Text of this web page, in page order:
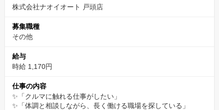
【経験ゼロから安心スタート！万全の教育＆サポート
体制】
う方も、全く問題ありません。
わからないこと、不安なことがあれば、その場ですぐに聞けるの
で安心してください。
株式会社ナオイオート 戸頭店
募集職種
その他
給与
時給 1,170円
仕事の内容
✨「クルマに触れる仕事がしたい」
✨「体調と相談しながら、長く働ける職場を探している」